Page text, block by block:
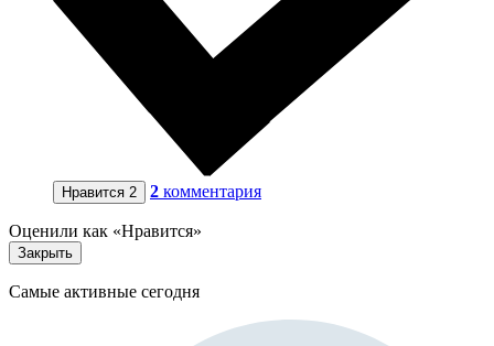
Нравится 2 2 комментария
Оценили как «Нравится»
Закрыть
Самые активные сегодня